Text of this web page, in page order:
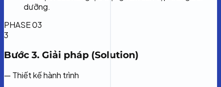
dưỡng.
PHASE 03
3
Bước 3. Giải pháp (Solution)
— Thiết kế hành trình